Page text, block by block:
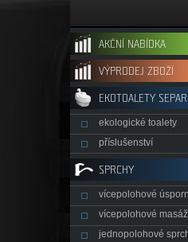
AKČNÍ NABÍDKA
VÝPRODEJ ZBOŽÍ
EKOTOALETY
ekologické toalety
příslušenství
SPRCHY
vícepolohové
vícepolohové
jednopolohové